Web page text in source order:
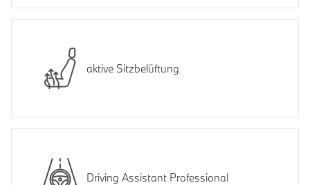
aktive Sitzbelüftung
Driving Assistant Professional